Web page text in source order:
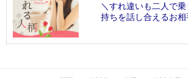
＼すれ違いも二人で
持ちを話し合えるお相